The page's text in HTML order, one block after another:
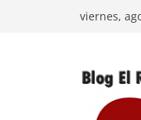
viernes,